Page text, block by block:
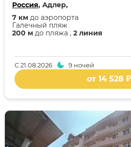
Россия, Адлер,
200 м до пляжа , 2 линия
Галечный пляж
7 км до аэропорта
С21.08.2026 9 ночей
от 14 528 ₽